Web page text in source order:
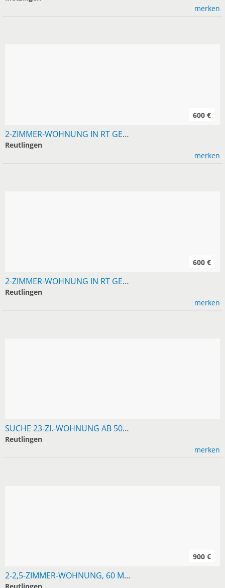
merken
2-ZIMMER-WOHNUNG IN RT GESUCHT, MIETE 600
600 €
Reutlingen
merken
2-ZIMMER-WOHNUNG IN RT GESUCHT, MIETE 600
600 €
Reutlingen
merken
SUCHE 23-ZI.-WOHNUNG AB 50 M² IN RT/UMGEBUNG
Reutlingen
merken
2-2,5-ZIMMER-WOHNUNG, 60 M², RT UND UMGEBUNG GESUCHT
900 €